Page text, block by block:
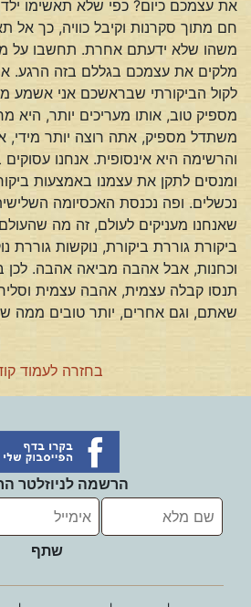
את עצמכם כיום? כפי שלא תאשימו
חם מתוך סקרנות וקיבל כוויה, כך
משהו שלא ידעתם אחרת. תחשבו על
מלקים את עצמכם בגללם בזה הרגע.
לקול הביקורתי שבראשכם אני אשמע
מספיק טוב, אותו מעריכים יותר, היא
משתדל מספיק, אתה רוצה יותר מידי,
והרשימה היא אינסופית. אנחנו עסוקים
ומנסים לתקן את עצמנו באמצעות
נכשלים. ופה נכנסת האכסיומה
שאנחנו מעניקים לעולם, זה מה
ביקורת גוררת ביקורת, נוקשות גוררת
וכחנות, אבל אהבה מביאה אהבה.
תנסו קבלה עצמית, אהבה עצמית
שאתם, וגם אחרים, יותר טובים ממה
בחזרה לעמוד
הרשמה לניוזלטר
שתף